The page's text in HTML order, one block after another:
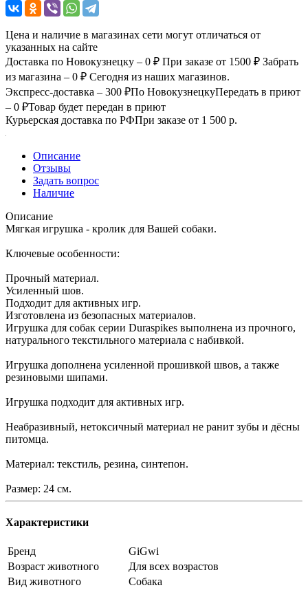
Цена и наличие в магазинах сети могут отличаться от
указанных на сайте
Доставка по Новокузнецку – 0 ₽ При заказе от 1500 ₽ Забрать
из магазина – 0 ₽ Сегодня из наших магазинов.
Экспресс-доставка – 300 ₽По НовокузнецкуПередать в приют
– 0 ₽Товар будет передан в приют
Курьерская доставка по РФПри заказе от 1 500 р.
Описание
Отзывы
Задать вопрос
Наличие
Описание
Мягкая игрушка - кролик для Вашей собаки.
Ключевые особенности:
Прочный материал.
Усиленный шов.
Подходит для активных игр.
Изготовлена из безопасных материалов.
Игрушка для собак серии Duraspikes выполнена из прочного,
натурального текстильного материала с набивкой.
Игрушка дополнена усиленной прошивкой швов, а также
резиновыми шипами.
Игрушка подходит для активных игр.
Неабразивный, нетоксичный материал не ранит зубы и дёсны
питомца.
Материал: текстиль, резина, синтепон.
Размер: 24 см.
Характеристики
Бренд
GiGwi
Возраст животного
Для всех возрастов
Вид животного
Собака